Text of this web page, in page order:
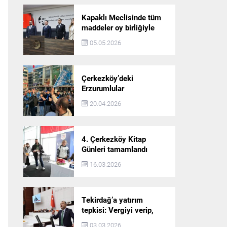
Kapaklı Meclisinde tüm
maddeler oy birliğiyle
karara bağlandı
05.05.2026
Çerkezköy’deki
Erzurumlular
şampiyonluğu kutladı
20.04.2026
4. Çerkezköy Kitap
Günleri tamamlandı
16.03.2026
Tekirdağ’a yatırım
tepkisi: Vergiyi verip,
hizmet almayan bir iliz